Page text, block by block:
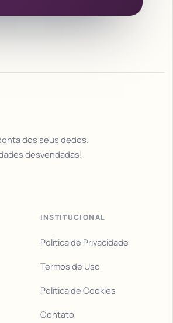
dos seus dedos.
desvendadas!
INSTITUCIONAL
Política de Privacidade
Termos de Uso
Política de Cookies
Contato